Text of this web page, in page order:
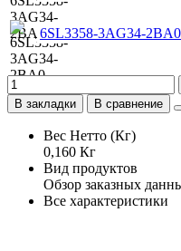
6SL3358-3AG34-
В закладки
В сравнение
Вес Нетто (Кг)
0,160 Кг
Вид продуктов
Обзор заказных
Все характеристики